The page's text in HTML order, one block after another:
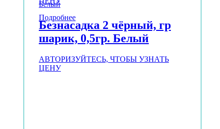
Подробнее
Безнасадка 2 чёрный, гр
шарик, 0,5гр. Белый
АВТОРИЗУЙТЕСЬ, ЧТОБЫ УЗНАТЬ
ЦЕНУ